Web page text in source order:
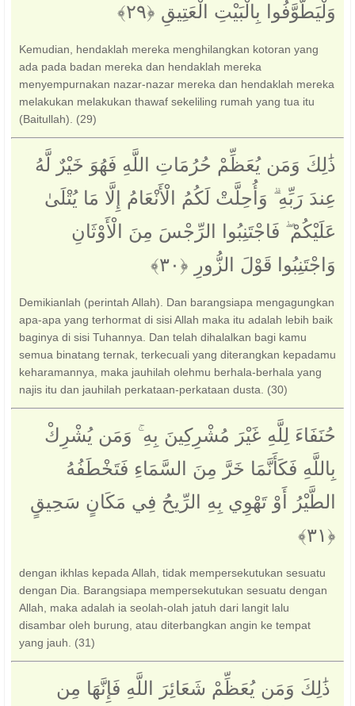
وَلْيَطَّوَّفُوا بِالْبَيْتِ الْعَتِيقِ ‎﴿٢٩﴾‏
Kemudian, hendaklah mereka menghilangkan kotoran yang
ada pada badan mereka dan hendaklah mereka
menyempurnakan nazar-nazar mereka dan hendaklah mereka
melakukan melakukan thawaf sekeliling rumah yang tua itu
(Baitullah). (29)
ذَٰلِكَ وَمَن يُعَظِّمْ حُرُمَاتِ اللَّهِ فَهُوَ خَيْرٌ لَّهُ
عِندَ رَبِّهِ ۗ وَأُحِلَّتْ لَكُمُ الْأَنْعَامُ إِلَّا مَا يُتْلَىٰ
عَلَيْكُمْ ۖ فَاجْتَنِبُوا الرِّجْسَ مِنَ الْأَوْثَانِ
وَاجْتَنِبُوا قَوْلَ الزُّورِ ‎﴿٣٠﴾‏
Demikianlah (perintah Allah). Dan barangsiapa mengagungkan
apa-apa yang terhormat di sisi Allah maka itu adalah lebih baik
baginya di sisi Tuhannya. Dan telah dihalalkan bagi kamu
semua binatang ternak, terkecuali yang diterangkan kepadamu
keharamannya, maka jauhilah olehmu berhala-berhala yang
najis itu dan jauhilah perkataan-perkataan dusta. (30)
حُنَفَاءَ لِلَّهِ غَيْرَ مُشْرِكِينَ بِهِ ۚ وَمَن يُشْرِكْ
بِاللَّهِ فَكَأَنَّمَا خَرَّ مِنَ السَّمَاءِ فَتَخْطَفُهُ
الطَّيْرُ أَوْ تَهْوِي بِهِ الرِّيحُ فِي مَكَانٍ سَحِيقٍ
dengan ikhlas kepada Allah, tidak mempersekutukan sesuatu
dengan Dia. Barangsiapa mempersekutukan sesuatu dengan
Allah, maka adalah ia seolah-olah jatuh dari langit lalu
disambar oleh burung, atau diterbangkan angin ke tempat
yang jauh. (31)
‏ ذَٰلِكَ وَمَن يُعَظِّمْ شَعَائِرَ اللَّهِ فَإِنَّهَا مِن